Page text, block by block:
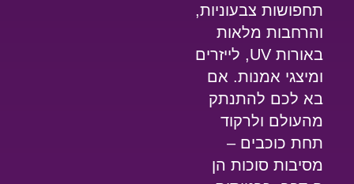
תחפושות צבעוניות,
והרחבות מלאות
באורות UV, לייזרים
ומיצגי אמנות. אם
בא לכם להתנתק
מהעולם ולרקוד
תחת כוכבים –
מסיבות סוכותהן